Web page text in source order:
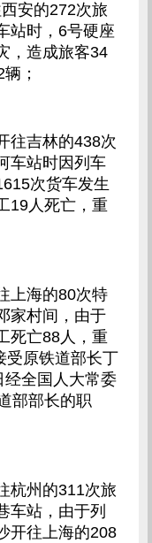
安的272次旅
站时，6号硬座
，造成旅客34
；
往吉林的438次
车站时因列车
次货车发生
19人死亡，重
上海的80次特
家村间，由于
死亡88人，重
受原铁道部长丁
经全国人大常委
部部长的职
杭州的311次旅
车站，由于列
开往上海的208